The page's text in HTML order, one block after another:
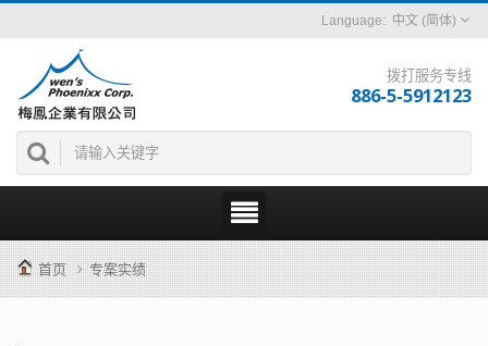
中文 (简体)
拨打服务专线
886-5-5912123
首页 专案实绩